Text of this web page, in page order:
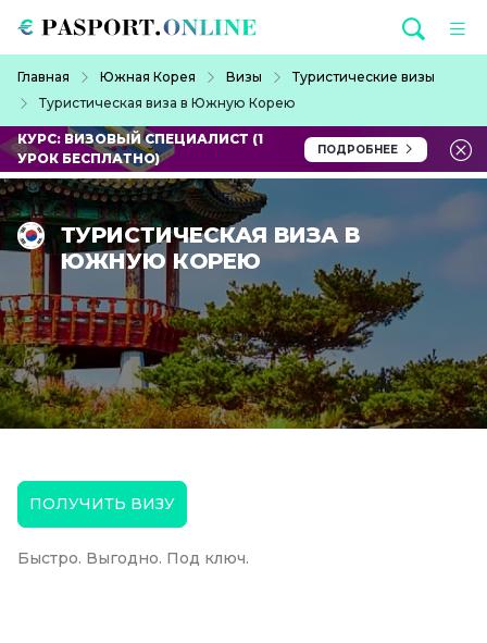
Главная Южная Корея Визы
Туристические визы
Туристическая виза в Южную Корею
КУРС: ВИЗОВЫЙ СПЕЦИАЛИСТ (1
УРОК БЕСПЛАТНО)
ПОДРОБНЕЕ
ТУРИСТИЧЕСКАЯ ВИЗА В
ЮЖНУЮ КОРЕЮ
ПОЛУЧИТЬ ВИЗУ
Быстро. Выгодно. Под ключ.